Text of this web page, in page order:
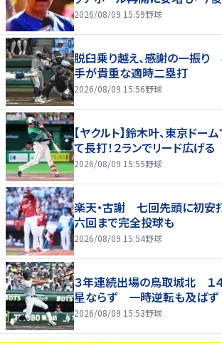
2026/08/09 15:59野球
脱臼乗り越え、感謝の一振り
手が貴重な適時二塁打
2026/08/09 15:56野球
【ヤクルト】鈴木叶、東京ドー
て長打！２ランでリード広げる
2026/08/09 15:55野球
楽天・古謝 七回先頭に初
六回まで完全投球も
2026/08/09 15:54野球
３年連続出場の鳥取城北 １
星ならず 一時逆転も及ばず
2026/08/09 15:53野球